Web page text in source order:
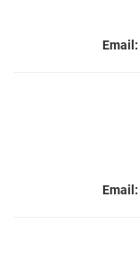
Email:
Email: